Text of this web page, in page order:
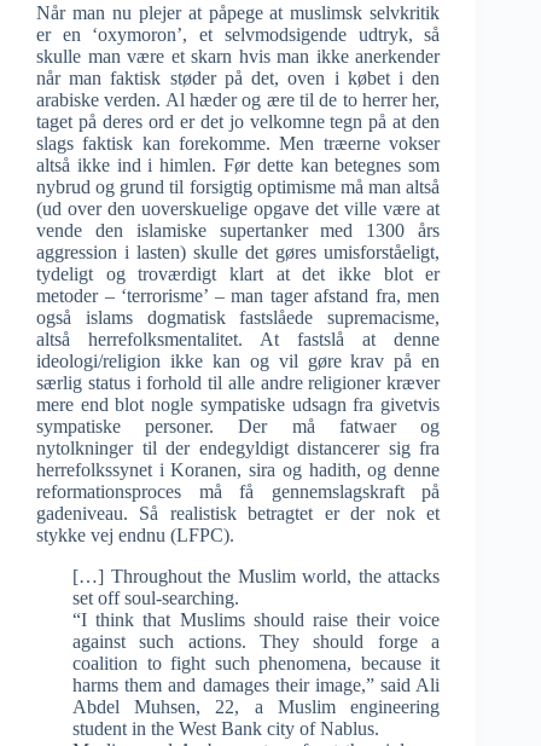
Når man nu plejer at påpege at muslimsk selvkritik
er en ‘oxymoron’, et selvmodsigende udtryk, så
skulle man være et skarn hvis man ikke anerkender
når man faktisk støder på det, oven i købet i den
arabiske verden. Al hæder og ære til de to herrer her,
taget på deres ord er det jo velkomne tegn på at den
slags faktisk kan forekomme. Men træerne vokser
altså ikke ind i himlen. Før dette kan betegnes som
nybrud og grund til forsigtig optimisme må man altså
(ud over den uoverskuelige opgave det ville være at
vende den islamiske supertanker med 1300 års
aggression i lasten) skulle det gøres umisforståeligt,
tydeligt og troværdigt klart at det ikke blot er
metoder – ‘terrorisme’ – man tager afstand fra, men
også islams dogmatisk fastslåede supremacisme,
altså herrefolksmentalitet. At fastslå at denne
ideologi/religion ikke kan og vil gøre krav på en
særlig status i forhold til alle andre religioner kræver
mere end blot nogle sympatiske udsagn fra givetvis
sympatiske personer. Der må fatwaer og
nytolkninger til der endegyldigt distancerer sig fra
herrefolkssynet i Koranen, sira og hadith, og denne
reformationsproces må få gennemslagskraft på
gadeniveau. Så realistisk betragtet er der nok et
stykke vej endnu (LFPC).
[…] Throughout the Muslim world, the attacks
set off soul-searching.
“I think that Muslims should raise their voice
against such actions. They should forge a
coalition to fight such phenomena, because it
harms them and damages their image,” said Ali
Abdel Muhsen, 22, a Muslim engineering
student in the West Bank city of Nablus.